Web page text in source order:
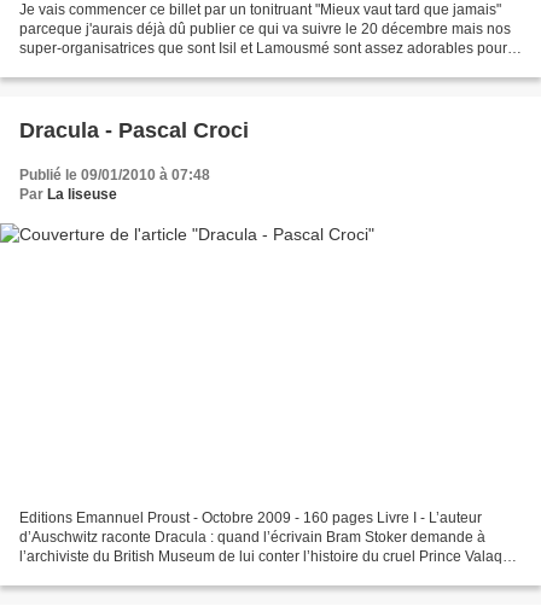
Je vais commencer ce billet par un tonitruant "Mieux vaut tard que jamais"
parceque j'aurais déjà dû publier ce qui va suivre le 20 décembre mais nos
super-organisatrices que sont Isil et Lamousmé sont assez adorables pour
Dracula - Pascal Croci
Publié le 09/01/2010 à 07:48
Par La liseuse
Editions Emannuel Proust - Octobre 2009 - 160 pages Livre I - L’auteur
d’Auschwitz raconte Dracula : quand l’écrivain Bram Stoker demande à
l’archiviste du British Museum de lui conter l’histoire du cruel Prince Valaque